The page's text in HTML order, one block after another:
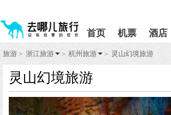
shift+enter
入
去
哪
网
智
能
导
您
进
入
网
站
导
航
区,
首页 机票 酒店
您
离
开
网
站
导
航
区
旅游 > 浙江旅游 > 杭州旅游 > 灵山幻境旅游
灵山幻境旅游